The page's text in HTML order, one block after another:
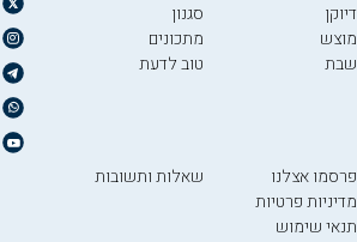
דיוקן
מוצש
שבת
סגנון
מתכונים
טוב לדעת
פרסמו אצלנו
מדיניות פרטיות
תנאי שימוש
שאלות ותשובות